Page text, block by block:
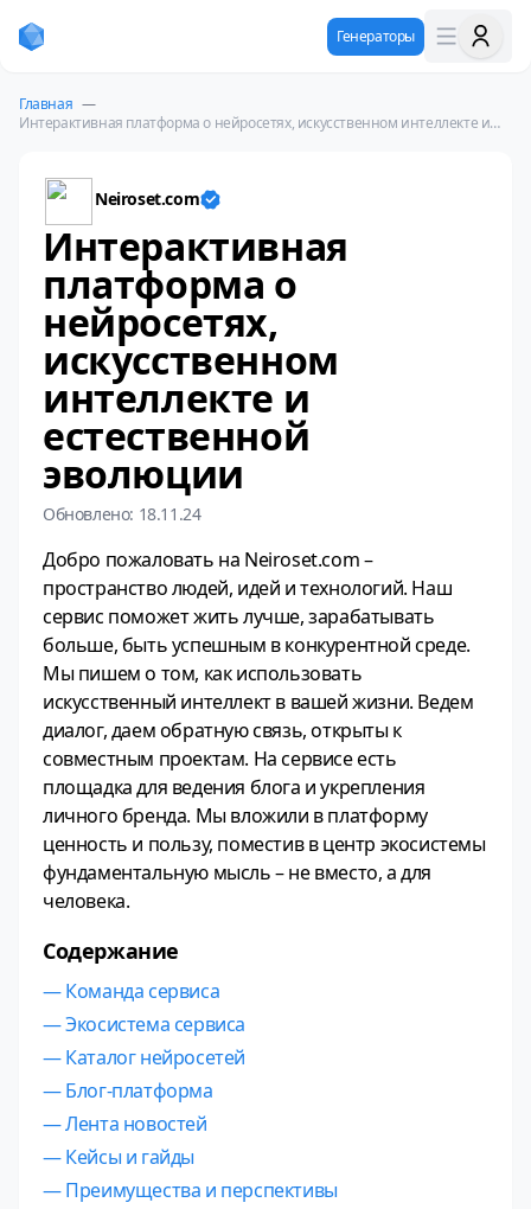
Генераторы
Главная —
Интерактивная платформа о нейросетях, искусственном интеллекте и
Neiroset.com
Интерактивная
платформа о
нейросетях,
искусственном
интеллекте и
естественной
эволюции
Обновлено: 18.11.24
Добро пожаловать на Neiroset.com –
пространство людей, идей и технологий. Наш
сервис поможет жить лучше, зарабатывать
больше, быть успешным в конкурентной среде.
Мы пишем о том, как использовать
искусственный интеллект в вашей жизни. Ведем
диалог, даем обратную связь, открыты к
совместным проектам. На сервисе есть
площадка для ведения блога и укрепления
личного бренда. Мы вложили в платформу
ценность и пользу, поместив в центр экосистемы
фундаментальную мысль – не вместо, а для
человека.
Содержание
— Команда сервиса
— Экосистема сервиса
— Каталог нейросетей
— Блог-платформа
— Лента новостей
— Кейсы и гайды
— Преимущества и перспективы